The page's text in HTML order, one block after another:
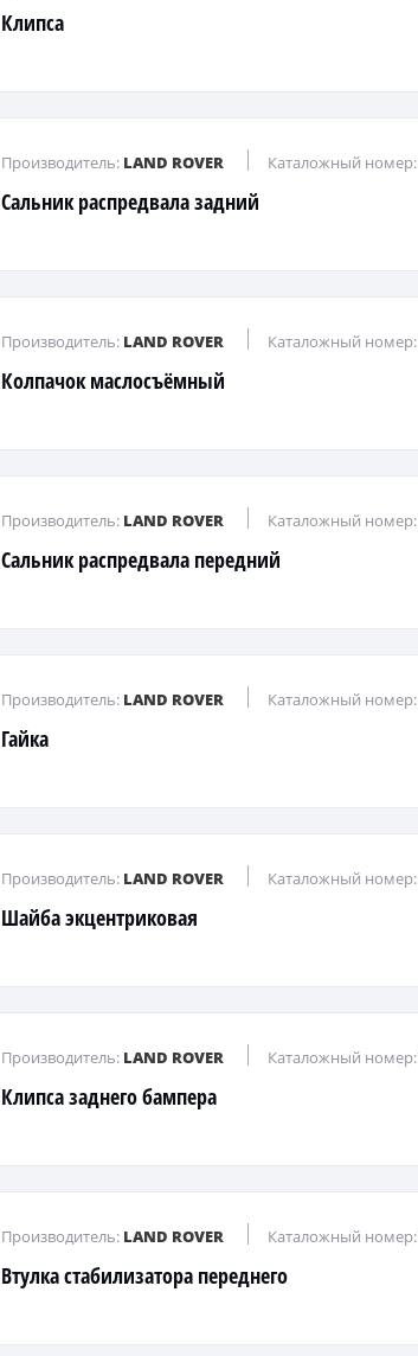
Клипса
Сальник распредвала задний
Производитель: LAND ROVER Каталожный номер:
Колпачок маслосъёмный
Производитель: LAND ROVER Каталожный номер:
Сальник распредвала передний
Производитель: LAND ROVER Каталожный номер:
Гайка
Производитель: LAND ROVER Каталожный номер:
Шайба экцентриковая
Производитель: LAND ROVER Каталожный номер:
Клипса заднего бампера
Производитель: LAND ROVER Каталожный номер:
Втулка стабилизатора переднего
Производитель: LAND ROVER Каталожный номер: